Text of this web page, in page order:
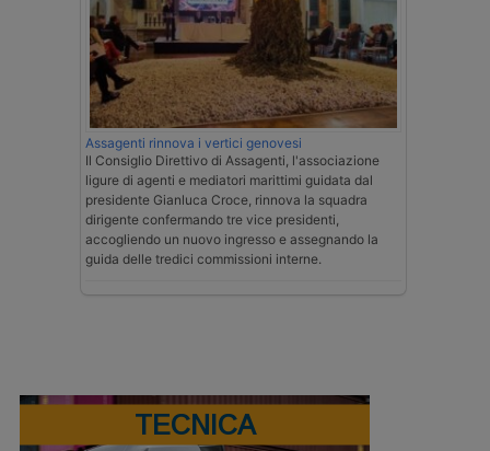
Assagenti rinnova i vertici genovesi
Il Consiglio Direttivo di Assagenti, l'associazione
ligure di agenti e mediatori marittimi guidata dal
presidente Gianluca Croce, rinnova la squadra
dirigente confermando tre vice presidenti,
accogliendo un nuovo ingresso e assegnando la
guida delle tredici commissioni interne.
TECNICA